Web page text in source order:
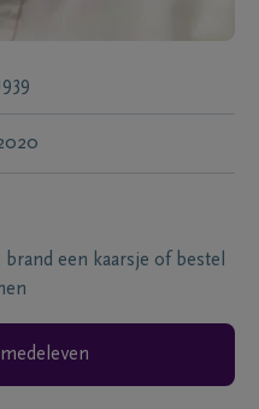
een kaarsje of bestel